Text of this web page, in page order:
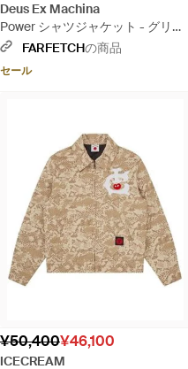
Deus Ex Machina
Power シャツジャケット - グリー
ン
FARFETCHの商品
セール
¥50,400¥46,100
ICECREAM